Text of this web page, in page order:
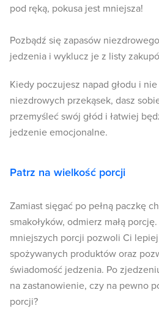
pod ręką, pokusa jest mniejsza!
Pozbądź się zapasów
jedzenia i wyklucz je z listy
Kiedy poczujesz napad głodu i
niezdrowych przekąsek, dasz
przemyśleć swój głód i łatwiej
jedzenie emocjonalne.
Patrz na wielkość porcji
Zamiast sięgać po pełną paczkę
smakołyków, odmierz małą
mniejszych porcji pozwoli Ci
spożywanych produktów oraz
świadomość jedzenia. Po
na zastanowienie, czy na pewno
porcji?